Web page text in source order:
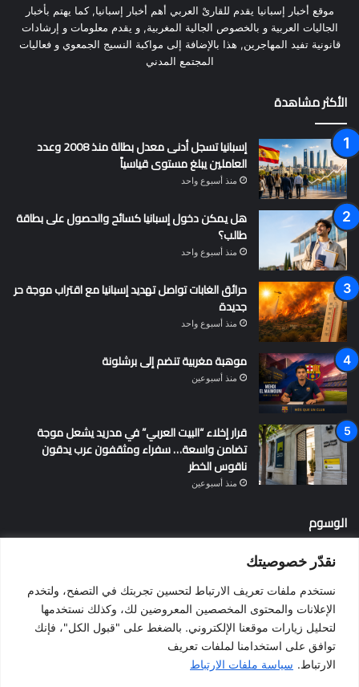
نقدّر خصوصيتك
نستخدم ملفات تعريف الارتباط لتحسين تجربتك في التصفح، ولتخدم
الإعلانات والمحتوى المخصصين المعروضين لك، وكذلك نستخدمها
لتحليل زيارات موقعنا الإلكتروني. بالضغط على "قبول الكل"، فإنك
توافق على استخدامنا لملفات تعريف
الارتباط. سياسة ملفات الارتباط
موقع أخبار إسبانيا يقدم للقارىْ العربي أهم أخبار إسبانيا, كما يهتم بأخبار
الجاليات العربية و بالخصوص الجالية المغربية, و يقدم معلومات و إرشادات
قانونية تفيد المهاجرين, هذا بالإضافة إلى مواكبة النسيج الجمعوي و فعاليات
المجتمع المدني
الأكثر مشاهدة
إسبانيا تسجل أدنى معدل بطالة منذ 2008 وعدد
العاملين يبلغ مستوى قياسياً
منذ أسبوع واحد
هل يمكن دخول إسبانيا كسائح والحصول على بطاقة
طالب؟
منذ أسبوع واحد
حرائق الغابات تواصل تهديد إسبانيا مع اقتراب موجة حر
جديدة
منذ أسبوع واحد
موهبة مغربية تنضم إلى برشلونة
منذ أسبوعين
قرار إخلاء “البيت العربي” في مدريد يشعل موجة
تضامن واسعة… سفراء ومثقفون عرب يدقون
ناقوس الخطر
منذ أسبوعين
الوسوم
أخبار إسبانيا إسبانيا
الجالية المغربية الجنسية الإسبانية الحزب الاشتراكي الإسباني
المغرب المهاجرين الهجرة الهجرة إلى إسبانيا برشلونة
بيدرو سانشيز فالنسيا فيضانات